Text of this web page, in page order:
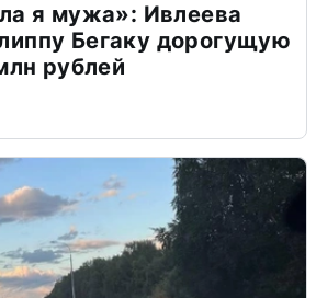
я мужа»: Ивлеева
Бегаку дорогущую
рублей